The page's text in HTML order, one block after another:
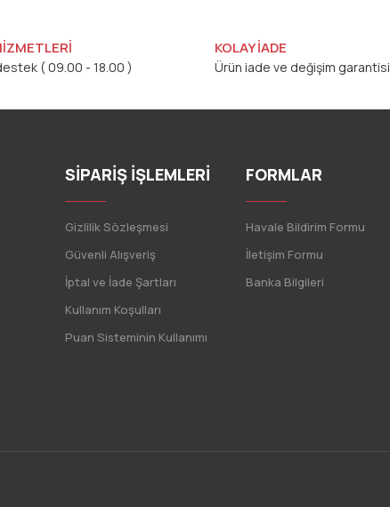
( 09.00 - 18.00 )
KOLAY İADE
Ürün iade ve değişim garantisi
SİPARİŞ İŞLEMLERİ
Gizlilik Sözleşmesi
Güvenli Alışveriş
İptal ve İade Şartları
Kullanım Koşulları
Puan Sisteminin Kullanımı
FORMLAR
Havale Bildirim Formu
İletişim Formu
Banka Bilgileri